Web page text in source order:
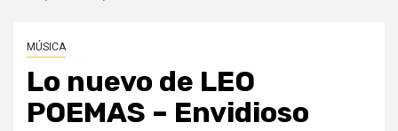
MÚSICA
Lo nuevo de LEO
POEMAS – Envidioso